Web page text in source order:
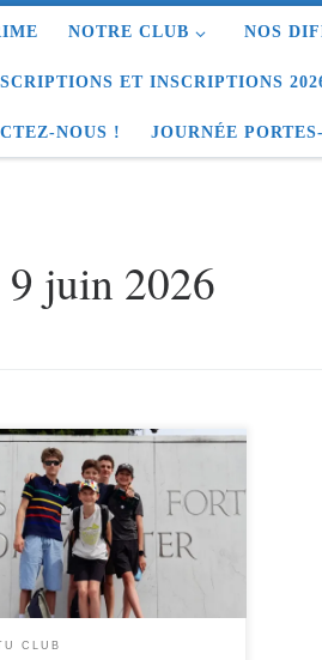
NOTRE CLUB NOS
ET INSCRIPTIONS
NOUS ! JOURNÉE
9 juin 2026
30 mai dernier, nos jeunes
étaient à Lausane pour
le musée Olympique !!! Afin
nos jeunes licenciés
grande aide apportée à notre
tout au long de la saison,
avait été organisé au
CLUB